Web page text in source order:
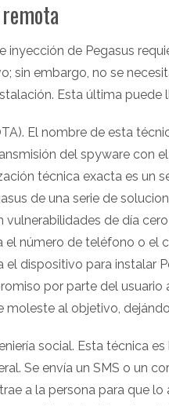
inyección de Pegasus
sin embargo, no se
Esta última puede
El nombre de esta
del spyware con
técnica exacta es un
de una serie de
vulnerabilidades de día
el número de teléfono o el
el dispositivo para instalar
por parte del
moleste al objetivo,
social. Esta técnica
Se envía un SMS o un
a la persona para que